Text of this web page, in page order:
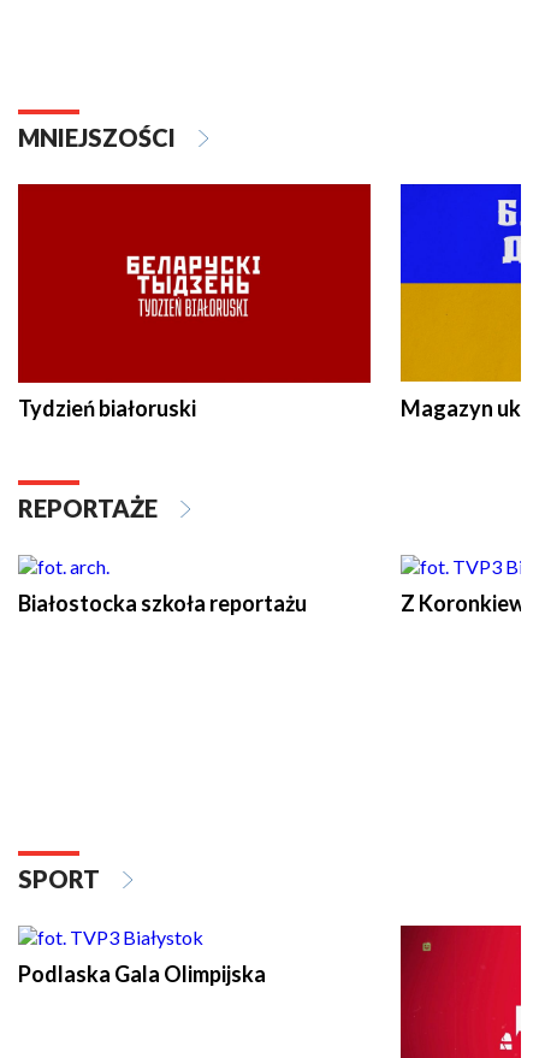
MNIEJSZOŚCI
Tydzień białoruski Magazyn
REPORTAŻE
Białostocka szkoła reportażu Z
SPORT
Podlaska Gala Olimpijska